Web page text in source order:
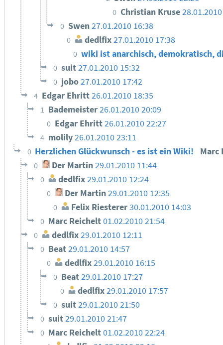
0 Christian Kruse
0 Swen27.01.2010 16:38
0 dedlfix 27.01.2010 17:38
0 wiki ist anarchisch, demokratisch,
0 suit27.01.2010 15:32
0 jobo27.01.2010 17:42
4 Edgar Ehritt26.01.2010 18:35
1 Bademeister26.01.2010 20:09
0 Edgar Ehritt26.01.2010 22:27
4 molily26.01.2010 23:11
0 Herzlichen Glückwunsch - es ist ein Wiki! Marc
0 Der Martin 29.01.2010 11:44
0 dedlfix29.01.2010 12:24
0 Der Martin29.01.2010 12:35
0 Felix Riesterer30.01.2010 14:03
0 Marc Reichelt01.02.2010 21:54
0 dedlfix 29.01.2010 12:11
0 Beat29.01.2010 14:57
0 dedlfix29.01.2010 16:15
0 Beat29.01.2010 17:27
0 dedlfix29.01.2010 17:57
0 suit29.01.2010 21:50
0 suit29.01.2010 21:47
0 Marc Reichelt01.02.2010 22:24